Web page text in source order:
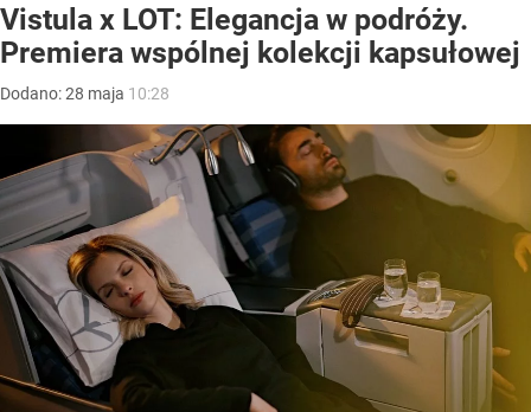
Vistula x LOT: Elegancja w podróży.
Premiera wspólnej kolekcji kapsułowej
Dodano:28 maja 10:28